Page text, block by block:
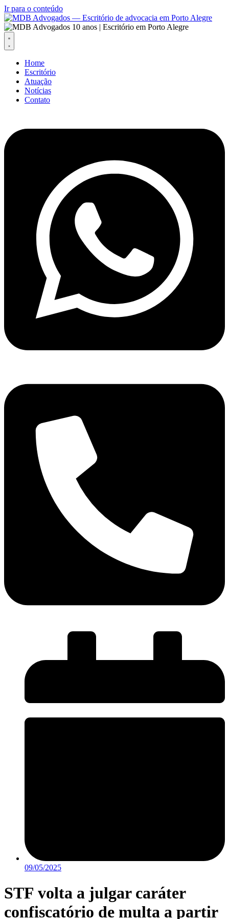
Ir para o conteúdo
Home
Escritório
Atuação
Notícias
Contato
09/05/2025
STF volta a julgar caráter
confiscatório de multa a partir